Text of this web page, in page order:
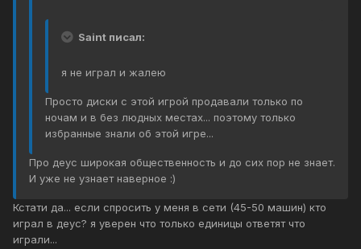
Saint писал:
я не играл и жалею
Просто диски с этой игрой продавали только по
ночам и в без людных местах... поэтому только
избранные знали об этой игре...
Про деус широкая общественность и до сих пор не знает.
И уже не узнает наверное :)
Кстати да... если спросить у меня в сети (45-50 машин) кто
играл в деус? я уверен что только единицы ответят что
играли...